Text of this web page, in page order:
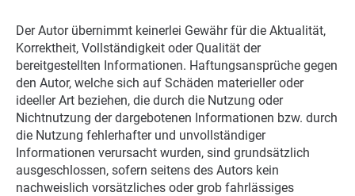
Der Autor übernimmt keinerlei Gewähr für die Aktualität,
Korrektheit, Vollständigkeit oder Qualität der
bereitgestellten Informationen. Haftungsansprüche gegen
den Autor, welche sich auf Schäden materieller oder
ideeller Art beziehen, die durch die Nutzung oder
Nichtnutzung der dargebotenen Informationen bzw. durch
die Nutzung fehlerhafter und unvollständiger
Informationen verursacht wurden, sind grundsätzlich
ausgeschlossen, sofern seitens des Autors kein
nachweislich vorsätzliches oder grob fahrlässiges